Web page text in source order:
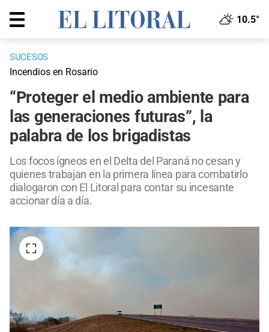
10.5°
SUCESOS
Incendios en Rosario
“Proteger el medio ambiente para
las generaciones futuras”, la
palabra de los brigadistas
Los focos ígneos en el Delta del Paraná no cesan y
quienes trabajan en la primera línea para combatirlo
dialogaron con El Litoral para contar su incesante
accionar día a día.